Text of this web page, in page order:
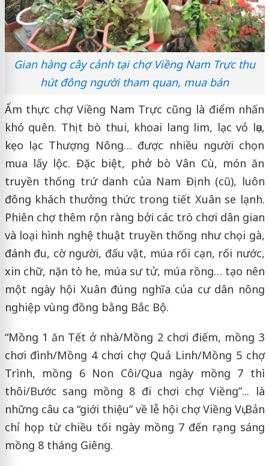
Gian hàng cây cảnh tại chợ Viềng Nam Trực thu
hút đông người tham quan, mua bán
Ẩm thực chợ Viềng Nam Trực cũng là điểm nhấn
khó quên. Thịt bò thui, khoai lang lim, lạc vỏ lụa,
kẹo lạc Thượng Nông… được nhiều người chọn
mua lấy lộc. Đặc biệt, phở bò Vân Cù, món ăn
truyền thống trứ danh của Nam Định (cũ), luôn
đông khách thưởng thức trong tiết Xuân se lạnh.
Phiên chợ thêm rộn ràng bởi các trò chơi dân gian
và loại hình nghệ thuật truyền thống như chọi gà,
đánh đu, cờ người, đấu vật, múa rối cạn, rối nước,
xin chữ, nặn tò he, múa sư tử, múa rồng… tạo nên
một ngày hội Xuân đúng nghĩa của cư dân nông
nghiệp vùng đồng bằng Bắc Bộ.
“Mồng 1 ăn Tết ở nhà/Mồng 2 chơi điếm, mồng 3
chơi đình/Mồng 4 chơi chợ Quả Linh/Mồng 5 chợ
Trình, mồng 6 Non Côi/Qua ngày mồng 7 thì
thôi/Bước sang mồng 8 đi chơi chợ Viềng”... là
những câu ca “giới thiệu” về lễ hội chợ Viềng Vụ Bản
chỉ họp từ chiều tối ngày mồng 7 đến rạng sáng
mồng 8 tháng Giêng.